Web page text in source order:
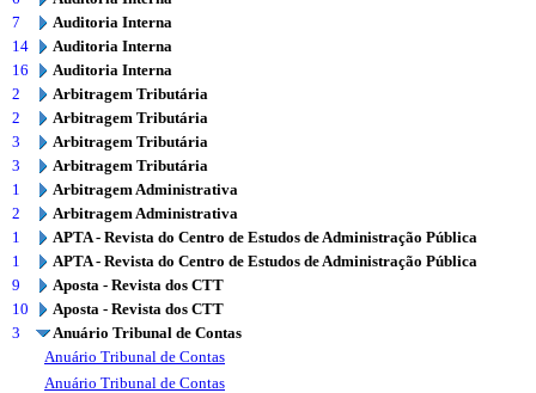
7
Auditoria Interna
14
Auditoria Interna
16
Auditoria Interna
2
Arbitragem Tributária
2
Arbitragem Tributária
3
Arbitragem Tributária
3
Arbitragem Tributária
1
Arbitragem Administrativa
2
Arbitragem Administrativa
1
APTA - Revista do Centro de Estudos de Administração Pública
1
APTA - Revista do Centro de Estudos de Administração Pública
9
Aposta - Revista dos CTT
10
Aposta - Revista dos CTT
3
Anuário Tribunal de Contas
Anuário Tribunal de Contas
Anuário Tribunal de Contas